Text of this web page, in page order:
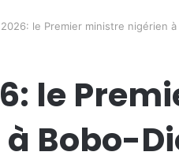
2026: le Premier ministre nigérien
le
Bobo-